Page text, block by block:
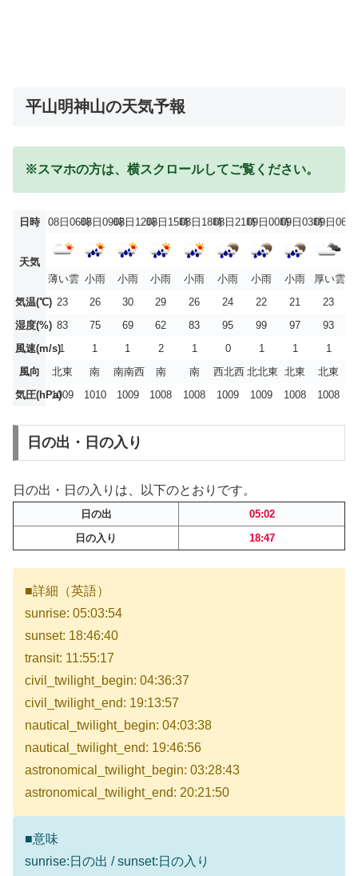
平山明神山の天気予報
※スマホの方は、横スクロールしてご覧ください。
日時 08日06時08日09時08日12時08日15時08日18時08日21時09日00時09日03時09日06時
天気
薄い雲 小雨 小雨 小雨 小雨 小雨 小雨 小雨
厚い雲
気温(℃) 23 26 30 29 26 24 22 21
23
湿度(%) 83 75 69 62 83 95 99 97
93
風速(m/s)1 1 1 2 1 0 1 1
1
風向
北東 南 南南西 南 南 西北西 北北東 北東
北東
気圧(hPa)1009 1010 1009 1008 1008 1009 1009 1008 1008
日の出・日の入り
日の出・日の入りは、以下のとおりです。
日の出
05:02
日の入り
18:47
■詳細（英語）
sunrise: 05:03:54
sunset: 18:46:40
transit: 11:55:17
civil_twilight_begin: 04:36:37
civil_twilight_end: 19:13:57
nautical_twilight_begin: 04:03:38
nautical_twilight_end: 19:46:56
astronomical_twilight_begin: 03:28:43
astronomical_twilight_end: 20:21:50
■意味
sunrise:日の出 / sunset:日の入り